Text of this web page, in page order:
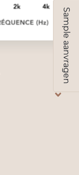
Sample aanvragen